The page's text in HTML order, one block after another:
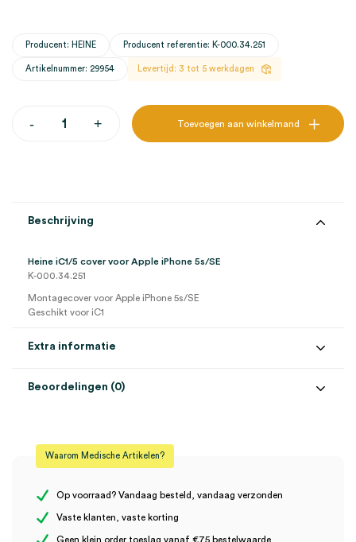
Producent: HEINE Producent referentie: K-000.34.251
Artikelnummer: 29954 Levertijd: 3 tot 5 werkdagen
-
(1)
+ Toevoegen aan winkelmand
Beschrijving
Heine iC1/5 cover voor Apple iPhone 5s/SE
K-000.34.251
Montagecover voor Apple iPhone 5s/SE
Geschikt voor iC1
Extra informatie
Steriel onsteriel
Uitvoering
Beoordelingen (0)
Er zijn nog geen beoordelingen.
Waarom Medische Artikelen?
Op voorraad? Vandaag besteld, vandaag verzonden
Vaste klanten, vaste korting
Geen klein order toeslag vanaf €75 bestelwaarde